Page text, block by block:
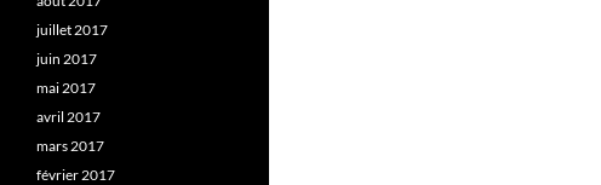
juillet 2017
juin 2017
mai 2017
avril 2017
mars 2017
février 2017